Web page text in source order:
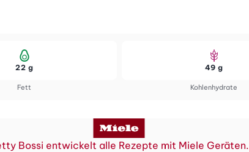
Fett
22 g
Kohlenhydrate
49 g
Bossi entwickelt alle Rezepte mit Miele Geräten.